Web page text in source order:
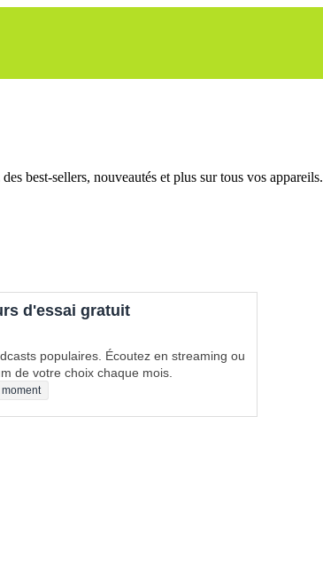
best-sellers, nouveautés et plus sur tous vos appareils.
d'essai gratuit
populaires. Écoutez en streaming ou
de votre choix chaque mois.